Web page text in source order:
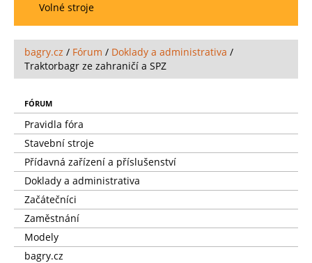
Volné stroje
bagry.cz / Fórum / Doklady a administrativa /
Traktorbagr ze zahraničí a SPZ
FÓRUM
Pravidla fóra
Stavební stroje
Přídavná zařízení a příslušenství
Doklady a administrativa
Začátečníci
Zaměstnání
Modely
bagry.cz